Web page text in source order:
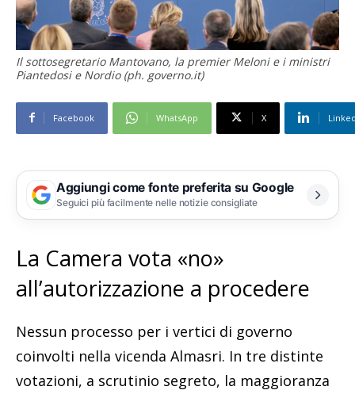
Il sottosegretario Mantovano, la premier Meloni e i ministri
Piantedosi e Nordio (ph. governo.it)
Facebook WhatsApp X
Aggiungi come fonte preferita su Google
Seguici più facilmente nelle notizie consigliate
La Camera vota «no»
all’autorizzazione a procedere
Nessun processo per i vertici di governo
coinvolti nella vicenda Almasri. In tre distinte
votazioni, a scrutinio segreto, la maggioranza